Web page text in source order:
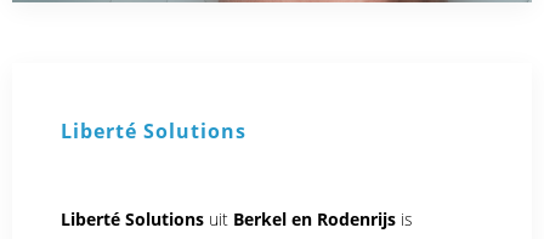
Liberté Solutions
Liberté Solutions uit Berkel en Rodenrijs is